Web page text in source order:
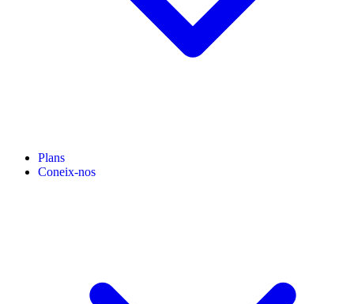
Plans
Coneix-nos